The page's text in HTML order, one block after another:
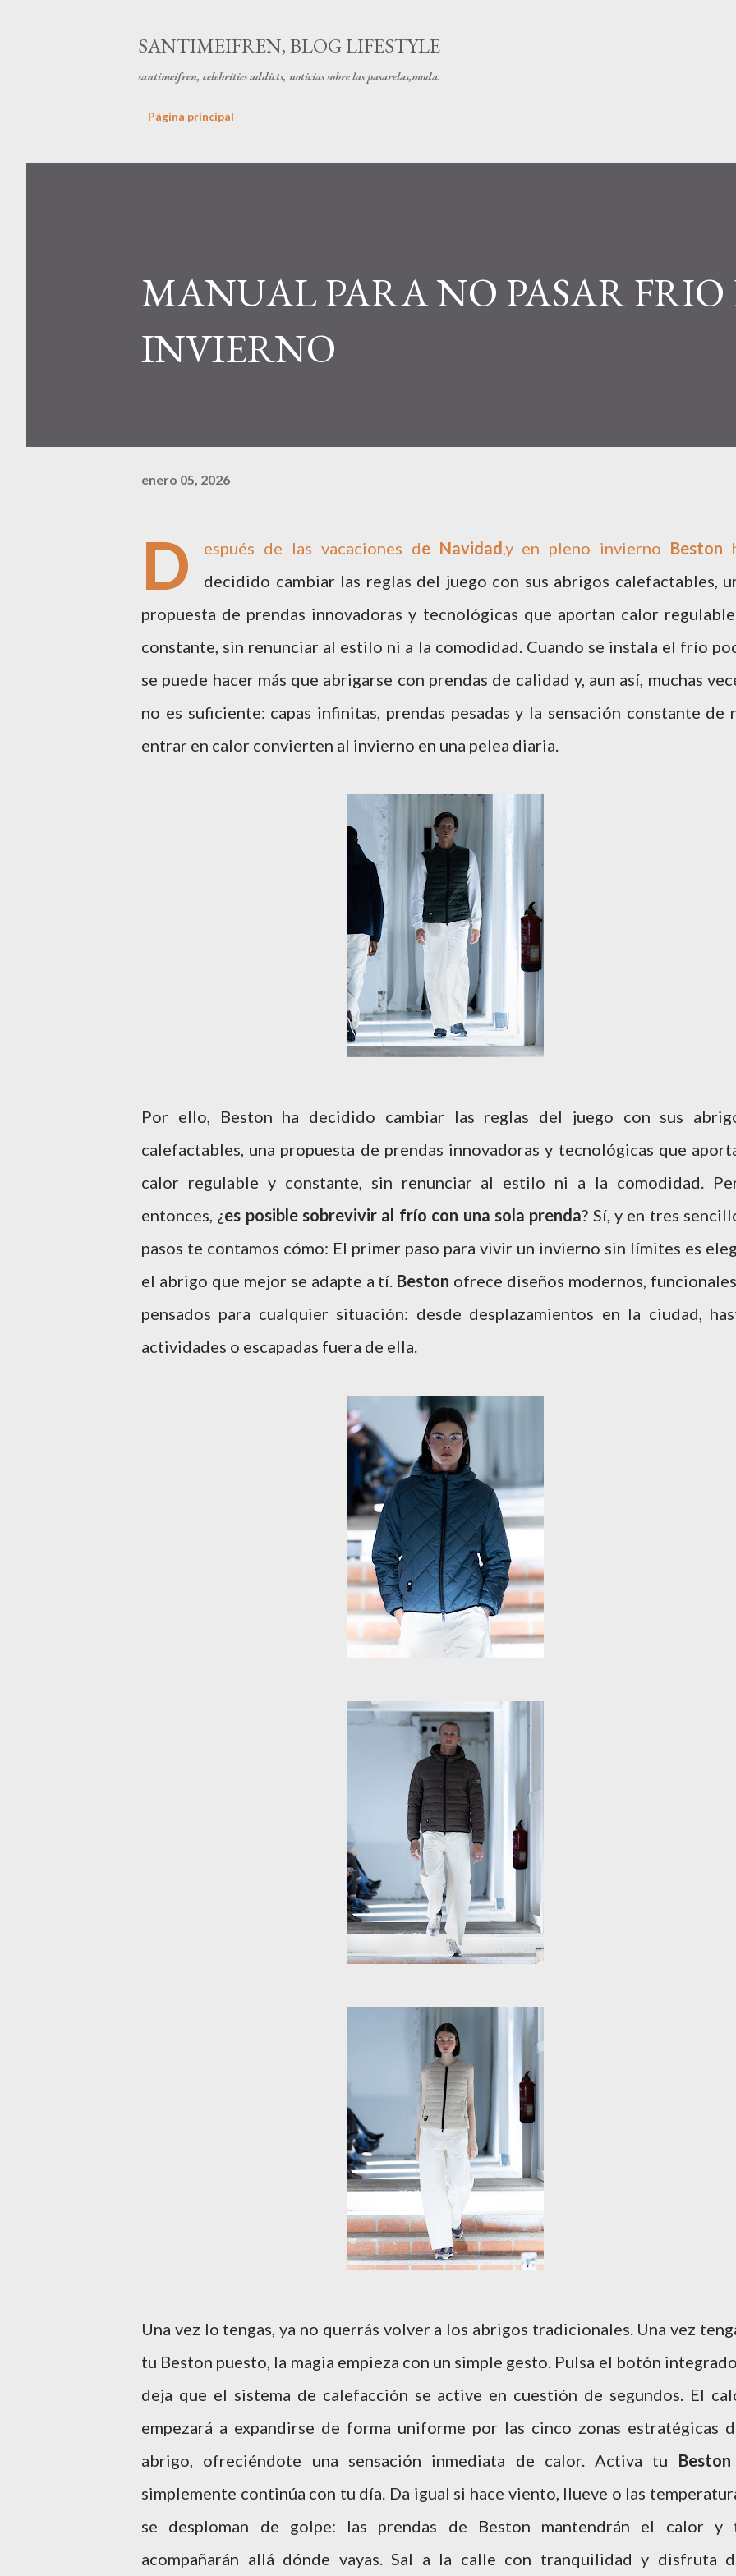
SANTIMEIFREN, BLOG LIFESTYLE
santimeifren, celebrities addicts, noticias sobre las pasarelas,moda.
Página principal
MANUAL PARA NO PASAR FRIO
INVIERNO
enero 05, 2026
D espués de las vacaciones de Navidad,y en pleno invierno Beston
decidido cambiar las reglas del juego con sus abrigos calefactables,
propuesta de prendas innovadoras y tecnológicas que aportan calor
constante, sin renunciar al estilo ni a la comodidad. Cuando se instala el frío
se puede hacer más que abrigarse con prendas de calidad y, aun así, muchas
no es suficiente: capas infinitas, prendas pesadas y la sensación constante de
entrar en calor convierten al invierno en una pelea diaria.
Por ello, Beston ha decidido cambiar las reglas del juego con sus
calefactables, una propuesta de prendas innovadoras y tecnológicas que
calor regulable y constante, sin renunciar al estilo ni a la comodidad.
entonces, ¿es posible sobrevivir al frío con una sola prenda? Sí, y en tres
pasos te contamos cómo: El primer paso para vivir un invierno sin límites es
el abrigo que mejor se adapte a tí. Beston ofrece diseños modernos,
pensados para cualquier situación: desde desplazamientos en la ciudad,
actividades o escapadas fuera de ella.
Una vez lo tengas, ya no querrás volver a los abrigos tradicionales. Una vez
tu Beston puesto, la magia empieza con un simple gesto. Pulsa el botón
deja que el sistema de calefacción se active en cuestión de segundos. El
empezará a expandirse de forma uniforme por las cinco zonas estratégicas
abrigo, ofreciéndote una sensación inmediata de calor. Activa tu
simplemente continúa con tu día. Da igual si hace viento, llueve o las
se desploman de golpe: las prendas de Beston mantendrán el calor y
acompañarán allá dónde vayas. Sal a la calle con tranquilidad y disfruta